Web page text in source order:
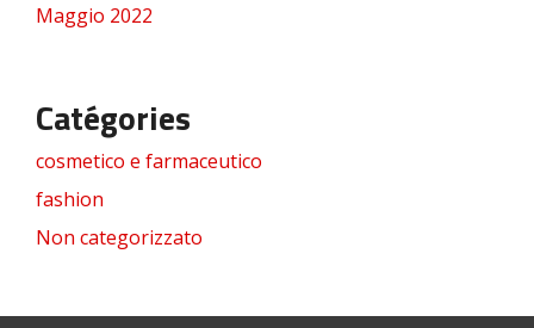
Maggio 2022
Catégories
cosmetico e farmaceutico
fashion
Non categorizzato